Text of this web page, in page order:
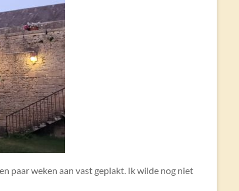
paar weken aan vast geplakt. Ik wilde nog niet